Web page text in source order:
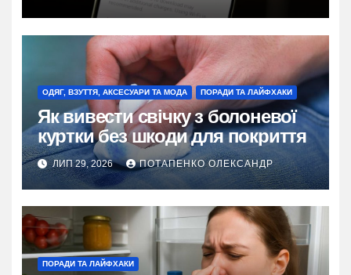
ОДЯГ, ВЗУТТЯ, АКСЕСУАРИ ТА МОДА ПОРАДИ ТА ЛАЙФХАКИ
Як вивести свічку з болоневої
куртки без шкоди для покриття
ЛИП 29, 2026 ПОТАПЕНКО ОЛЕКСАНДР
ПОРАДИ ТА ЛАЙФХАКИ